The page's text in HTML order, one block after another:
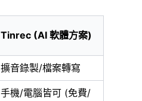
Tinrec (AI 軟體方案)
擴音錄製/檔案轉寫
手機/電腦皆可 (免費/